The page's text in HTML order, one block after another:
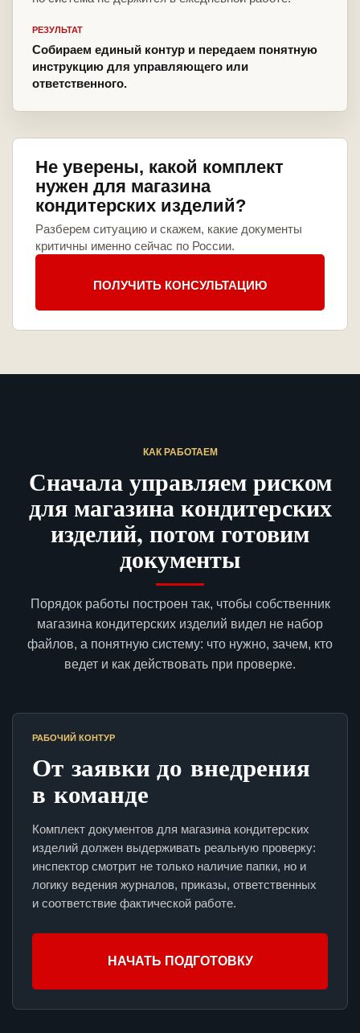
РЕЗУЛЬТАТ
Собираем единый контур и передаем понятную
инструкцию для управляющего или
ответственного.
Не уверены, какой комплект
нужен для магазина
кондитерских изделий?
Разберем ситуацию и скажем, какие документы
критичны именно сейчас по России.
ПОЛУЧИТЬ КОНСУЛЬТАЦИЮ
КАК РАБОТАЕМ
Сначала управляем риском
для магазина кондитерских
изделий, потом готовим
документы
Порядок работы построен так, чтобы собственник
магазина кондитерских изделий видел не набор
файлов, а понятную систему: что нужно, зачем, кто
ведет и как действовать при проверке.
РАБОЧИЙ КОНТУР
От заявки до внедрения
в команде
Комплект документов для магазина кондитерских
изделий должен выдерживать реальную проверку:
инспектор смотрит не только наличие папки, но и
логику ведения журналов, приказы, ответственных
и соответствие фактической работе.
НАЧАТЬ ПОДГОТОВКУ